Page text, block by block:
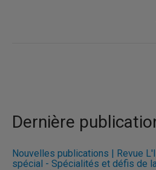
Dernière
Nouvelles publications | Revue
spécial - Spécialités et défis de